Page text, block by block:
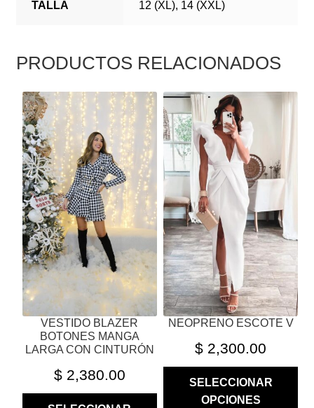
TALLA 12 (XL), 14 (XXL)
PRODUCTOS RELACIONADOS
VESTIDO BLAZER
BOTONES MANGA
LARGA CON CINTURÓN
$2,380.00
ESTE
PRODUCTO
TIENE
MÚLTIPLES
VARIANTES.
LAS
OPCIONES
SE
PUEDEN
ELEGIR
EN
LA
PÁGINA
PRODUCTO
NEOPRENO ESCOTE V
$ 2,300.00
SELECCIONAR
OPCIONES
ESTE
PRODUCTO
TIENE
MÚLTIPLES
VARIANTES.
OPCIONES
SE
PUEDEN
ELEGIR
EN
LA
PÁGINA
DE
PRODUCTO